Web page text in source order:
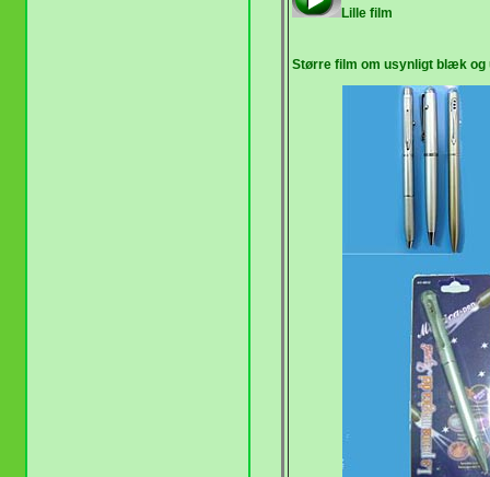
Lille film
Større film om usynligt blæk